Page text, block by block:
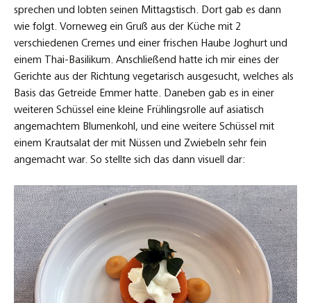
sprechen und lobten seinen Mittagstisch. Dort gab es dann
wie folgt. Vorneweg ein Gruß aus der Küche mit 2
verschiedenen Cremes und einer frischen Haube Joghurt und
einem Thai-Basilikum. Anschließend hatte ich mir eines der
Gerichte aus der Richtung vegetarisch ausgesucht, welches als
Basis das Getreide Emmer hatte. Daneben gab es in einer
weiteren Schüssel eine kleine Frühlingsrolle auf asiatisch
angemachtem Blumenkohl, und eine weitere Schüssel mit
einem Krautsalat der mit Nüssen und Zwiebeln sehr fein
angemacht war. So stellte sich das dann visuell dar: